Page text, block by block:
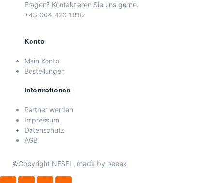
Fragen? Kontaktieren Sie uns gerne.
+43 664 426 1818
Konto
Mein Konto
Bestellungen
Informationen
Partner werden
Impressum
Datenschutz
AGB
©Copyright NESEL, made by beeex